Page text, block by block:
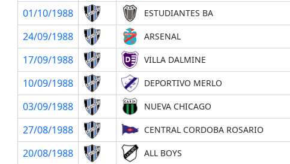
01/10/1988
ESTUDIANTES BA
24/09/1988
ARSENAL
17/09/1988
VILLA DALMINE
10/09/1988
DEPORTIVO MERLO
03/09/1988
NUEVA CHICAGO
27/08/1988
CENTRAL CORDOBA ROSARIO
20/08/1988
ALL BOYS